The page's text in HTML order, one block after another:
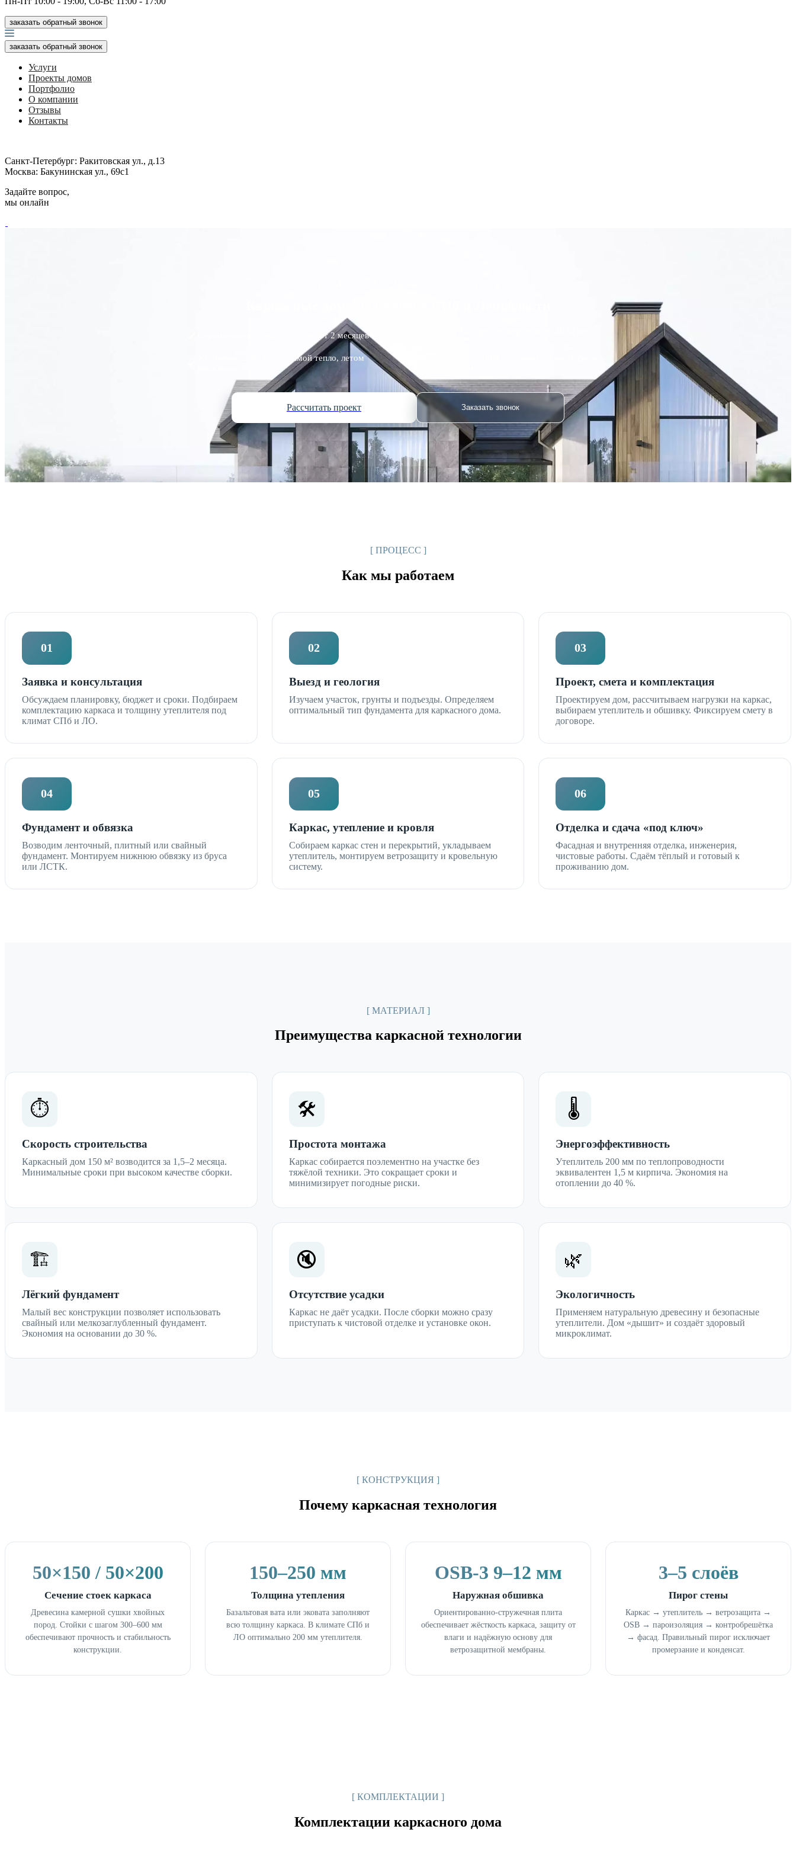
заказать обратный звонок
заказать обратный звонок
Услуги
Проекты домов
Портфолио
О компании
Отзывы
Контакты
Санкт-Петербург: Ракитовская ул., д.13
Москва: Бакунинская ул., 69с1
Задайте вопрос,
мы онлайн
Строительство дома 150 м² — от 2 месяцев
Утепление 200+ мм — зимой тепло, летом
Рассчитать проект Заказать звонок
[ ПРОЦЕСС ]
Как мы работаем
01
Заявка и консультация
Обсуждаем планировку, бюджет и сроки. Подбираем
комплектацию каркаса и толщину утеплителя под
климат СПб и ЛО.
02
Выезд и геология
Изучаем участок, грунты и подъезды. Определяем
оптимальный тип фундамента для каркасного дома.
03
Проект, смета и комплектация
Проектируем дом, рассчитываем нагрузки на каркас,
выбираем утеплитель и обшивку. Фиксируем смету в
договоре.
04
Фундамент и обвязка
Возводим ленточный, плитный или свайный
фундамент. Монтируем нижнюю обвязку из бруса
или ЛСТК.
05
Каркас, утепление и кровля
Собираем каркас стен и перекрытий, укладываем
утеплитель, монтируем ветрозащиту и кровельную
систему.
06
Отделка и сдача «под ключ»
Фасадная и внутренняя отделка, инженерия,
чистовые работы. Сдаём тёплый и готовый к
проживанию дом.
[ МАТЕРИАЛ ]
Преимущества каркасной технологии
⏱️
Скорость строительства
Каркасный дом 150 м² возводится за 1,5–2 месяца.
Минимальные сроки при высоком качестве сборки.
🛠️
Простота монтажа
Каркас собирается поэлементно на участке без
тяжёлой техники. Это сокращает сроки и
минимизирует погодные риски.
🌡️
Энергоэффективность
Утеплитель 200 мм по теплопроводности
эквивалентен 1,5 м кирпича. Экономия на
отоплении до 40 %.
🏗️
Лёгкий фундамент
Малый вес конструкции позволяет использовать
свайный или мелкозаглубленный фундамент.
Экономия на основании до 30 %.
🔇
Отсутствие усадки
Каркас не даёт усадки. После сборки можно сразу
приступать к чистовой отделке и установке окон.
🌿
Экологичность
Применяем натуральную древесину и безопасные
утеплители. Дом «дышит» и создаёт здоровый
микроклимат.
[ КОНСТРУКЦИЯ ]
Почему каркасная технология
50×150 / 50×200
Сечение стоек каркаса
Древесина камерной сушки хвойных
пород. Стойки с шагом 300–600 мм
обеспечивают прочность и стабильность
конструкции.
150–250 мм
Толщина утепления
Базальтовая вата или эковата заполняют
всю толщину каркаса. В климате СПб и
ЛО оптимально 200 мм утеплителя.
OSB-3 9–12 мм
Наружная обшивка
Ориентированно-стружечная плита
обеспечивает жёсткость каркаса, защиту от
влаги и надёжную основу для
ветрозащитной мембраны.
3–5 слоёв
Пирог стены
Каркас → утеплитель → ветрозащита →
OSB → пароизоляция → контробрешётка
→ фасад. Правильный пирог исключает
промерзание и конденсат.
[ КОМПЛЕКТАЦИИ ]
Комплектации каркасного дома